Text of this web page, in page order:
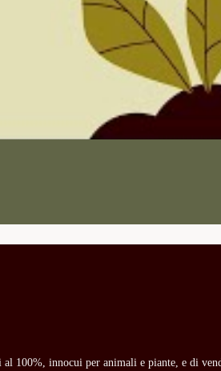
100%, innocui per animali e piante, e di